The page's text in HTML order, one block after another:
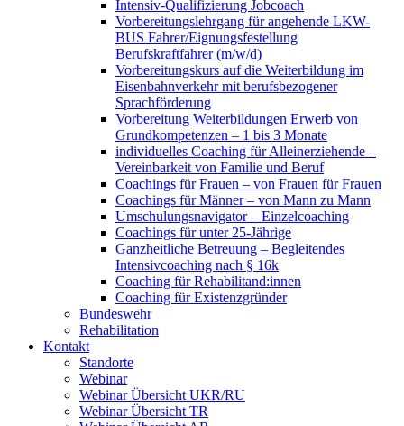
Intensiv-Qualifizierung Jobcoach
Vorbereitungslehrgang für angehende LKW-
BUS Fahrer/Eignungsfestellung
Berufskraftfahrer (m/w/d)
Vorbereitungskurs auf die Weiterbildung im
Eisenbahnverkehr mit berufsbezogener
Sprachförderung
Vorbereitung Weiterbildungen Erwerb von
Grundkompetenzen – 1 bis 3 Monate
individuelles Coaching für Alleinerziehende –
Vereinbarkeit von Familie und Beruf
Coachings für Frauen – von Frauen für Frauen
Coachings für Männer – von Mann zu Mann
Umschulungsnavigator – Einzelcoaching
Coachings für unter 25-Jährige
Ganzheitliche Betreuung – Begleitendes
Intensivcoaching nach § 16k
Coaching für Rehabilitand:innen
Coaching für Existenzgründer
Bundeswehr
Rehabilitation
Kontakt
Standorte
Webinar
Webinar Übersicht UKR/RU
Webinar Übersicht TR